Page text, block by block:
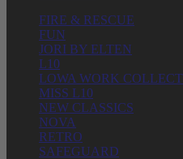
FIRE & RESCUE
FUN
JORI BY ELTEN
L10
LOWA WORK
MISS L10
NEW CLASSICS
NOVA
RETRO
SAFEGUARD